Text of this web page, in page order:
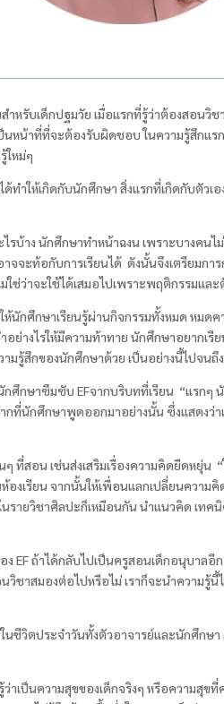
หรับเด็กปฐมวัย เมื่อแรกที่รู้ว่าต้องสอนวิช
นหน้าที่ที่จะต้องรับผิดชอบ ในความรู้สึกแ
ใหม่ๆ
ทำให้เกิดกับนักศึกษา สิ่งแรกที่เกิดกับตัวเ
ไรบ้าง นักศึกษาทำหน้าฉงน เพราะบางคน
จจะท้อกับการเรียนได้ ดังนั้นจึงเตรียมก
ใช่ว่าจะใช้ได้เสมอไปเพราะพฤติกรรมแ
ห้นักศึกษาเรียนรู้ผ่านกิจกรรมทั้งหมด หมด
ย่างไรให้มีความท้าทาย นักศึกษาอยากเรี
มรู้สึกของนักศึกษาด้วย เป็นอย่างนี้ไปจนถึ
กศึกษาซึมซับ EFจากบริบทที่เรียน “แรกๆ
นักศึกษาพูดออกมาอย่างนั้น ซึ่งแสดงว่าเ
ที่สอน เช่นส่งเสริมเรื่องความคิดยืดหยุ่น
งเรียน จากนั้นให้เพื่อนแลกเปลี่ยนความคิ
ายวิชาศิลปะก็เหมือนกัน นำแนวคิด เทคนิ
ง EFถ้าได้กลับไปเป็นครูสอนเด็กอนุบาลอี
ชาสมองต่อไปหรือไม่ เราก็จะนำความรู้นี้
นชีวิตประจำวันทั้งตัวอาจารย์และนักศึก
เป็นความสุขของเด็กจริงๆ หรือความสุข